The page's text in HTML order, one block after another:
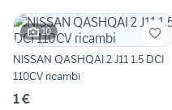
10
NISSAN QASHQAI 2 J11 1.5 DCI
110CV ricambi
1 €